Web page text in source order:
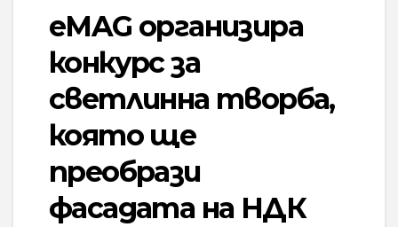
eMAG организира
конкурс за
светлинна творба,
която ще
преобрази
фасадата на НДК